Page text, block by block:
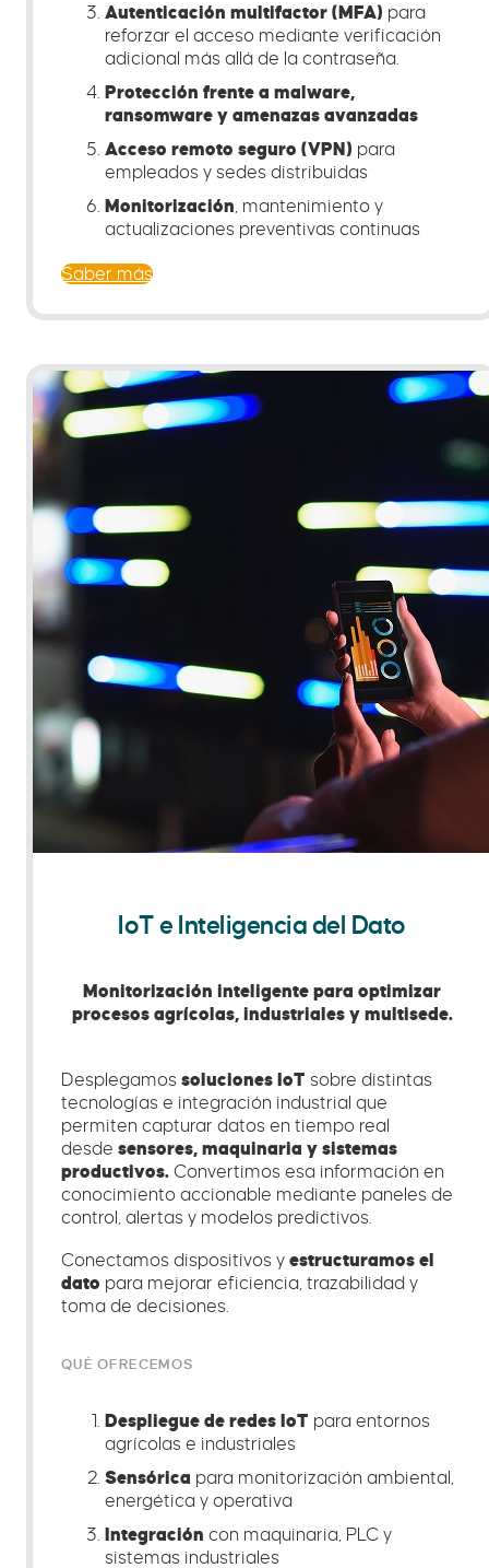
Autenticación multifactor (MFA) para
reforzar el acceso mediante verificación
adicional más allá de la contraseña.
Protección frente a malware,
ransomware y amenazas avanzadas
Acceso remoto seguro (VPN) para
empleados y sedes distribuidas
Monitorización , mantenimiento y
actualizaciones preventivas continuas
Saber más
IoT e Inteligencia del Dato
Monitorización inteligente para optimizar
procesos agrícolas, industriales y multisede.
Desplegamossoluciones IoT sobre distintas
tecnologías e integración industrial que
permiten capturar datos en tiempo real
desdesensores, maquinaria y sistemas
productivos.Convertimos esa información en
conocimiento accionable mediante paneles de
control, alertas y modelos predictivos.
Conectamos dispositivos yestructuramos el
dato para mejorar eficiencia, trazabilidad y
toma de decisiones.
QUÉ OFRECEMOS
Despliegue de redes IoT para entornos
agrícolas e industriales
Sensórica para monitorización ambiental,
energética y operativa
Integracióncon maquinaria, PLC y
sistemas industriales